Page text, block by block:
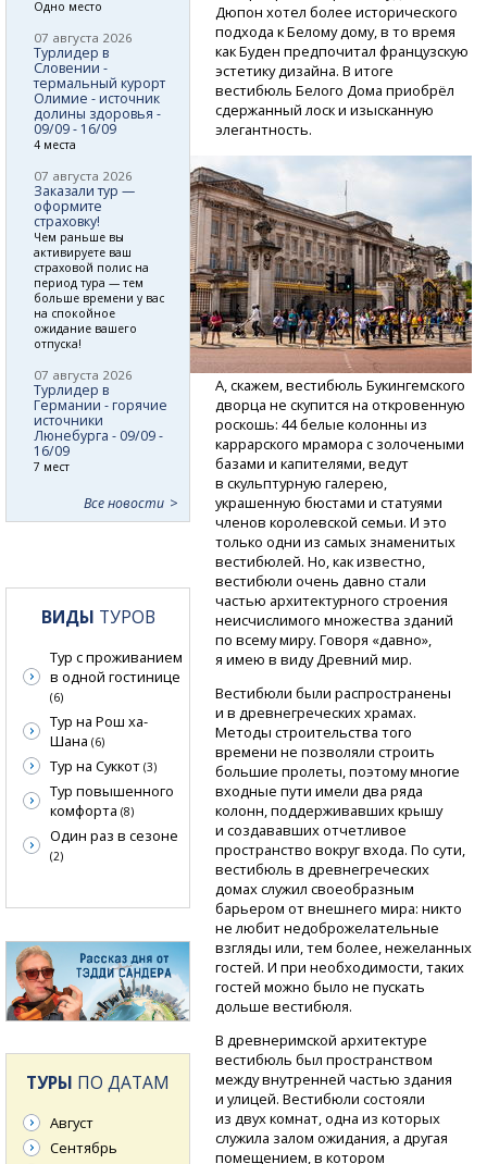
Дюпон хотел более исторического
подхода к Белому дому, в то время
как Буден предпочитал французскую
эстетику дизайна. В итоге
вестибюль Белого Дома приобрёл
сдержанный лоск и изысканную
элегантность.
А, скажем, вестибюль Букингемского
дворца не скупится на откровенную
роскошь: 44 белые колонны из
каррарского мрамора с золочеными
базами и капителями, ведут
в скульптурную галерею,
украшенную бюстами и статуями
членов королевской семьи. И это
только одни из самых знаменитых
вестибюлей. Но, как известно,
вестибюли очень давно стали
частью архитектурного строения
неисчислимого множества зданий
по всему миру. Говоря «давно»,
я имею в виду Древний мир.
Вестибюли были распространены
и в древнегреческих храмах.
Методы строительства того
времени не позволяли строить
большие пролеты, поэтому многие
входные пути имели два ряда
колонн, поддерживавших крышу
и создававших отчетливое
пространство вокруг входа. По сути,
вестибюль в древнегреческих
домах служил своеобразным
барьером от внешнего мира: никто
не любит недоброжелательные
взгляды или, тем более, нежеланных
гостей. И при необходимости, таких
гостей можно было не пускать
дольше вестибюля.
В древнеримской архитектуре
вестибюль был пространством
между внутренней частью здания
и улицей. Вестибюли состояли
из двух комнат, одна из которых
служила залом ожидания, а другая
помещением, в котором
Одно место
07 августа 2026
Турлидер в
Словении -
термальный курорт
Олимие - источник
долины здоровья -
09/09 - 16/09
4 места
07 августа 2026
Заказали тур —
оформите
страховку!
Чем раньше вы
активируете ваш
страховой полис на
период тура — тем
больше времени у вас
на спокойное
ожидание вашего
отпуска!
07 августа 2026
Турлидер в
Германии - горячие
источники
Люнебурга - 09/09 -
16/09
7 мест
Все новости
ВИДЫ ТУРОВ
Тур с проживанием
в одной гостинице
(6)
Тур на Рош ха-
Шана (6)
Тур на Суккот (3)
Тур повышенного
комфорта (8)
Один раз в сезоне
(2)
ТУРЫ ПО ДАТАМ
Август
Сентябрь